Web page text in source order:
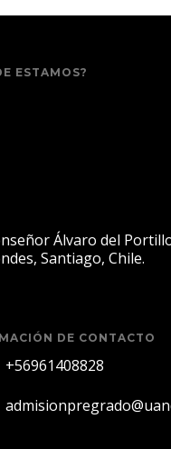
ESTAMOS?
Álvaro del
Santiago, Chile.
DE CONTACTO
+56961408828